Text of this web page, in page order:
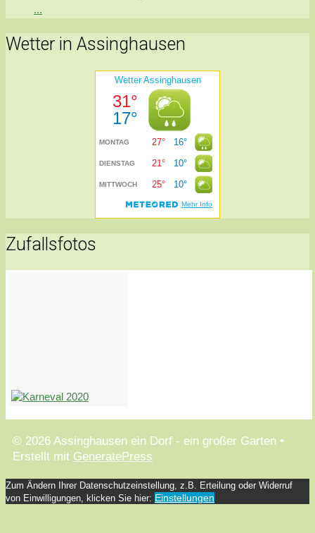
...
Wetter in Assinghausen
Zufallsfotos
© 2026 Assinghausen ein Dorf - ein großer Garten •
Erstellt mit GeneratePress
Zum Ändern Ihrer Datenschutzeinstellung, z.B. Erteilung oder Widerruf
von Einwilligungen, klicken Sie hier: Einstellungen